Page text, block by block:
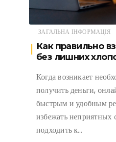
ЗАГАЛЬНА ІНФОРМАЦІЯ
Как правильно
без лишних
Когда возникает
получить деньги,
быстрым и удобным
избежать
подходить к…